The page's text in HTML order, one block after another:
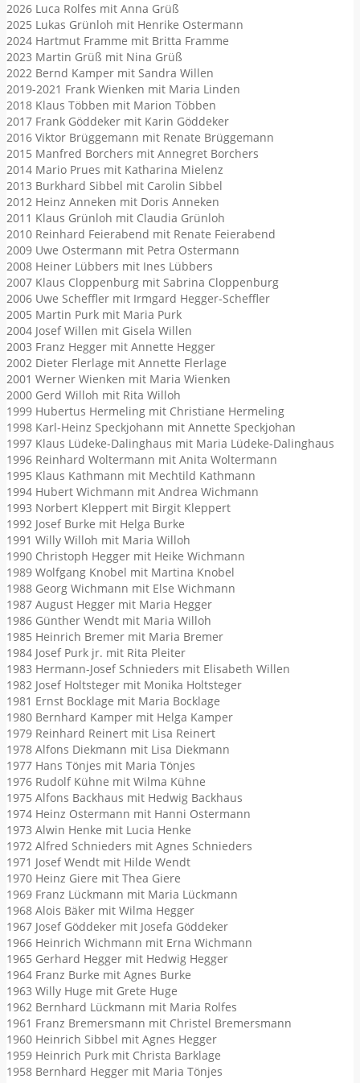
2026 Luca Rolfes mit Anna Grüß
2025 Lukas Grünloh mit Henrike Ostermann
2024 Hartmut Framme mit Britta Framme
2023 Martin Grüß mit Nina Grüß
2022 Bernd Kamper mit Sandra Willen
2019-2021 Frank Wienken mit Maria Linden
2018 Klaus Többen mit Marion Többen
2017 Frank Göddeker mit Karin Göddeker
2016 Viktor Brüggemann mit Renate Brüggemann
2015 Manfred Borchers mit Annegret Borchers
2014 Mario Prues mit Katharina Mielenz
2013 Burkhard Sibbel mit Carolin Sibbel
2012 Heinz Anneken mit Doris Anneken
2011 Klaus Grünloh mit Claudia Grünloh
2010 Reinhard Feierabend mit Renate Feierabend
2009 Uwe Ostermann mit Petra Ostermann
2008 Heiner Lübbers mit Ines Lübbers
2007 Klaus Cloppenburg mit Sabrina Cloppenburg
2006 Uwe Scheffler mit Irmgard Hegger-Scheffler
2005 Martin Purk mit Maria Purk
2004 Josef Willen mit Gisela Willen
2003 Franz Hegger mit Annette Hegger
2002 Dieter Flerlage mit Annette Flerlage
2001 Werner Wienken mit Maria Wienken
2000 Gerd Willoh mit Rita Willoh
1999 Hubertus Hermeling mit Christiane Hermeling
1998 Karl-Heinz Speckjohann mit Annette Speckjohan
1997 Klaus Lüdeke-Dalinghaus mit Maria Lüdeke-Dalinghaus
1996 Reinhard Woltermann mit Anita Woltermann
1995 Klaus Kathmann mit Mechtild Kathmann
1994 Hubert Wichmann mit Andrea Wichmann
1993 Norbert Kleppert mit Birgit Kleppert
1992 Josef Burke mit Helga Burke
1991 Willy Willoh mit Maria Willoh
1990 Christoph Hegger mit Heike Wichmann
1989 Wolfgang Knobel mit Martina Knobel
1988 Georg Wichmann mit Else Wichmann
1987 August Hegger mit Maria Hegger
1986 Günther Wendt mit Maria Willoh
1985 Heinrich Bremer mit Maria Bremer
1984 Josef Purk jr. mit Rita Pleiter
1983 Hermann-Josef Schnieders mit Elisabeth Willen
1982 Josef Holtsteger mit Monika Holtsteger
1981 Ernst Bocklage mit Maria Bocklage
1980 Bernhard Kamper mit Helga Kamper
1979 Reinhard Reinert mit Lisa Reinert
1978 Alfons Diekmann mit Lisa Diekmann
1977 Hans Tönjes mit Maria Tönjes
1976 Rudolf Kühne mit Wilma Kühne
1975 Alfons Backhaus mit Hedwig Backhaus
1974 Heinz Ostermann mit Hanni Ostermann
1973 Alwin Henke mit Lucia Henke
1972 Alfred Schnieders mit Agnes Schnieders
1971 Josef Wendt mit Hilde Wendt
1970 Heinz Giere mit Thea Giere
1969 Franz Lückmann mit Maria Lückmann
1968 Alois Bäker mit Wilma Hegger
1967 Josef Göddeker mit Josefa Göddeker
1966 Heinrich Wichmann mit Erna Wichmann
1965 Gerhard Hegger mit Hedwig Hegger
1964 Franz Burke mit Agnes Burke
1963 Willy Huge mit Grete Huge
1962 Bernhard Lückmann mit Maria Rolfes
1961 Franz Bremersmann mit Christel Bremersmann
1960 Heinrich Sibbel mit Agnes Hegger
1959 Heinrich Purk mit Christa Barklage
1958 Bernhard Hegger mit Maria Tönjes